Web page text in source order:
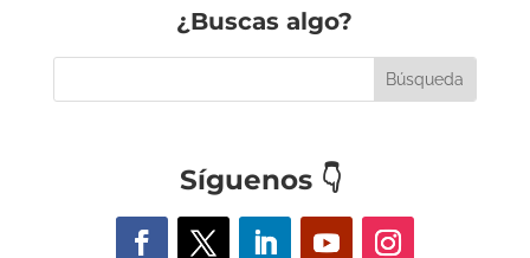
¿Buscas algo?
Síguenos 👇